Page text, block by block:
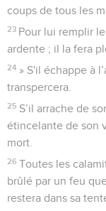
coups de tous les
23 Pour lui remplir
ardente ; il la fera
24 » S'il échappe à
transpercera.
25 S’il arrache de
étincelante de son
mort.
26 Toutes les
brûlé par un feu
restera dans sa